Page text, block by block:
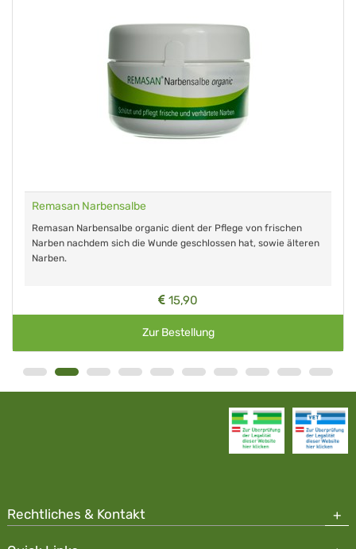
Remasan Narbensalbe
Remasan Narbensalbe organic dient der Pflege von frischen
Narben nachdem sich die Wunde geschlossen hat, sowie älteren
Narben.
15,90
Zur Bestellung
Rechtliches & Kontakt